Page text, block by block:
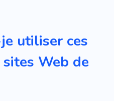
Histoire
utiliser ces
Web de